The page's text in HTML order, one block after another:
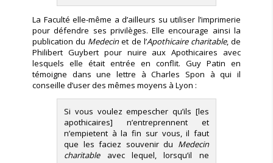
La Faculté elle-même a d’ailleurs su utiliser l’imprimerie
pour défendre ses privilèges. Elle encourage ainsi la
publication du Medecinet de l’Apothicaire charitable, de
Philibert Guybert pour nuire aux Apothicaires avec
lesquels elle était entrée en conflit. Guy Patin en
témoigne dans une lettre à Charles Spon à qui il
conseille d’user des mêmes moyens à Lyon :
Si vous voulez empescher qu’ils [les
apothicaires] n’entreprennent et
n’empietent à la fin sur vous, il faut
que les faciez souvenir du Medecin
charitableavec lequel, lorsqu’il ne